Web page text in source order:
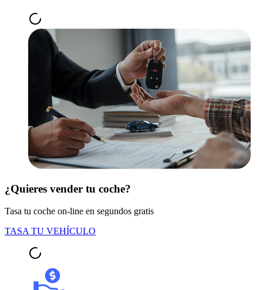
¿Quieres vender tu coche?
Tasa tu coche on-line en segundos gratis
TASA TU VEHÍCULO